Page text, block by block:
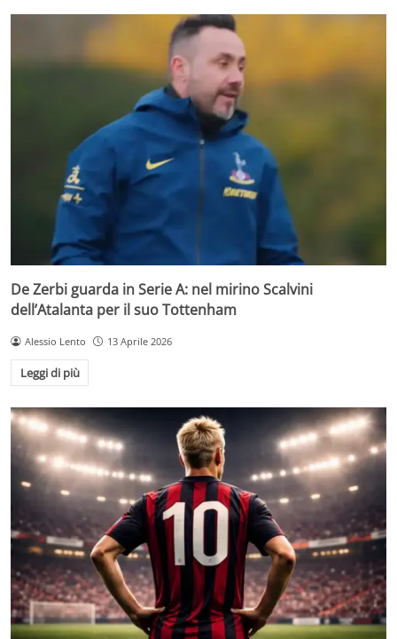
De Zerbi guarda in Serie A: nel mirino Scalvini
dell’Atalanta per il suo Tottenham
Alessio Lento 13 Aprile 2026
Leggi di più